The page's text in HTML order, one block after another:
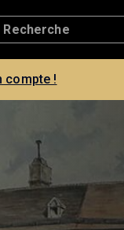
compte !